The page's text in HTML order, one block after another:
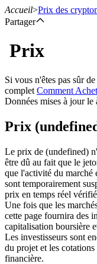
Futures USDT
Futures utilisant
Accueil>Prix des
Partager
Prix
Si vous n'êtes pas sûr
complet Comment
Données mises à jour
Prix
Le prix de (undefined)
être dû au fait que le
que l'activité du marché
sont temporairement
prix en temps réel
Une fois que les
cette page fournira des
capitalisation boursière
Les investisseurs sont
du projet et les
financière.